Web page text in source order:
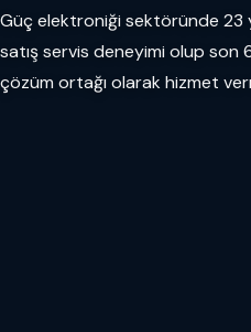
Güç elektroniği sektöründe 23
satış servis deneyimi olup son
çözüm ortağı olarak hizmet